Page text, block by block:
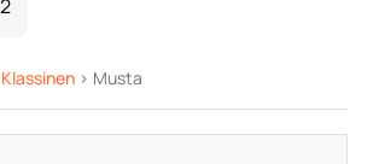
Klassinen > Musta